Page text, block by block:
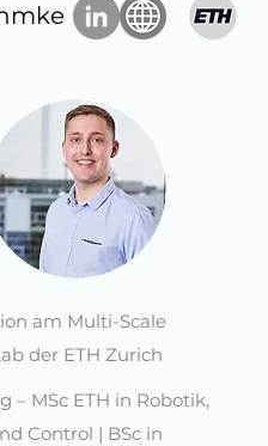
am Multi-Scale
der ETH Zurich
– MSc ETH in Robotik,
Control | BSc in